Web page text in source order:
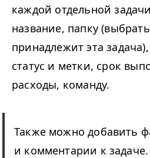
каждой отдельной
название, папку
принадлежит эта
статус и метки, срок
расходы, команду.
Также можно добавить
и комментарии к задаче.